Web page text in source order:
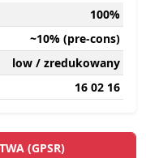
100%
~10% (pre-cons)
low / zredukowany
16 02 16
(GPSR)